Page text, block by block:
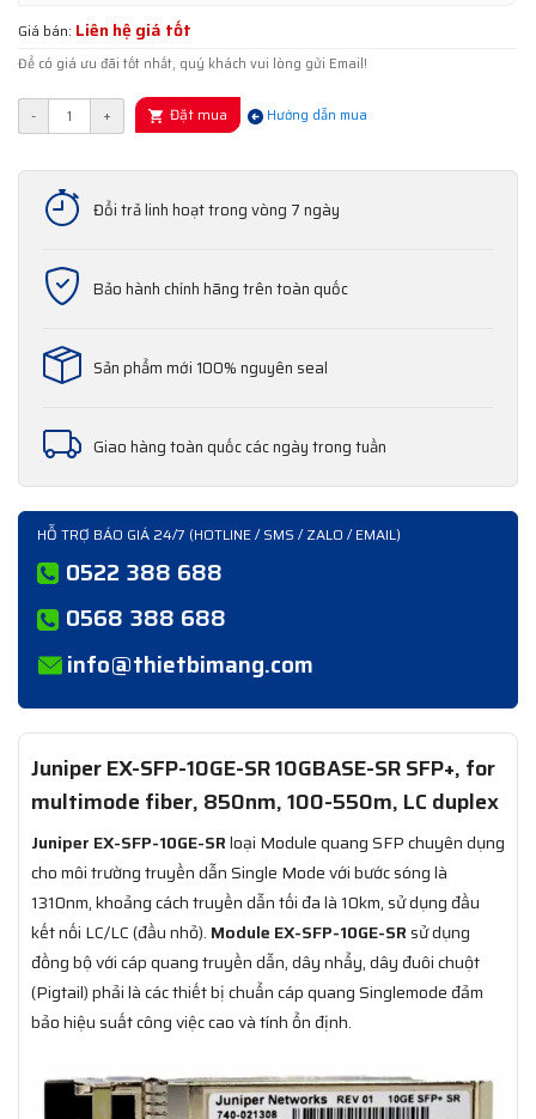
Giá bán: Liên hệ giá tốt
Để có giá ưu đãi tốt nhất, quý khách vui lòng gửi Email!
- + Đặt mua Hướng dẫn mua
Đổi trả linh hoạt trong vòng 7 ngày
Bảo hành chính hãng trên toàn quốc
Sản phẩm mới 100% nguyên seal
Giao hàng toàn quốc các ngày trong tuần
HỖ TRỢ BÁO GIÁ 24/7 (HOTLINE / SMS / ZALO / EMAIL)
0522 388 688
0568 388 688
info@thietbimang.com
Juniper EX-SFP-10GE-SR 10GBASE-SR SFP+, for
multimode fiber, 850nm, 100-550m, LC duplex
Juniper EX-SFP-10GE-SRloại Module quang SFP chuyên dụng
cho môi trường truyền dẫn Single Mode với bước sóng là
1310nm, khoảng cách truyền dẫn tối đa là 10km, sử dụng đầu
kết nối LC/LC (đầu nhỏ). Module EX-SFP-10GE-SRsử dụng
đồng bộ với cáp quang truyền dẫn, dây nhẩy, dây đuôi chuột
(Pigtail) phải là các thiết bị chuẩn cáp quang Singlemode đảm
bảo hiệu suất công việc cao và tính ổn định.